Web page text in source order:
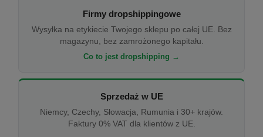
Firmy dropshippingowe
Wysyłka na etykiecie Twojego sklepu po całej UE. Bez
magazynu, bez zamrożonego kapitału.
Co to jest dropshipping →
Sprzedaż w UE
Niemcy, Czechy, Słowacja, Rumunia i 30+ krajów.
Faktury 0% VAT dla klientów z UE.